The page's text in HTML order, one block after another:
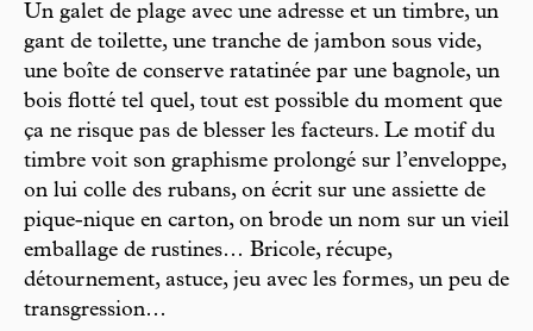
Un galet de plage avec une adresse et un timbre, un
gant de toilette, une tranche de jambon sous vide,
une boîte de conserve ratatinée par une bagnole, un
bois flotté tel quel, tout est possible du moment que
ça ne risque pas de blesser les facteurs. Le motif du
timbre voit son graphisme prolongé sur l’enveloppe,
on lui colle des rubans, on écrit sur une assiette de
pique-nique en carton, on brode un nom sur un vieil
emballage de rustines… Bricole, récupe,
détournement, astuce, jeu avec les formes, un peu de
transgression…